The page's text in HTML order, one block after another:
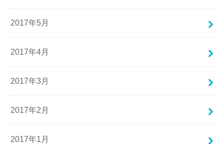
2017年5月
2017年4月
2017年3月
2017年2月
2017年1月